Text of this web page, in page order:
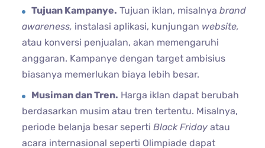
Tujuan Kampanye. Tujuan iklan, misalnyabrand
awareness, instalasi aplikasi, kunjungan website,
atau konversi penjualan, akan memengaruhi
anggaran. Kampanye dengan target ambisius
biasanya memerlukan biaya lebih besar.
Musiman dan Tren. Harga iklan dapat berubah
berdasarkan musim atau tren tertentu. Misalnya,
periode belanja besar sepertiBlack Friday atau
acara internasional seperti Olimpiade dapat